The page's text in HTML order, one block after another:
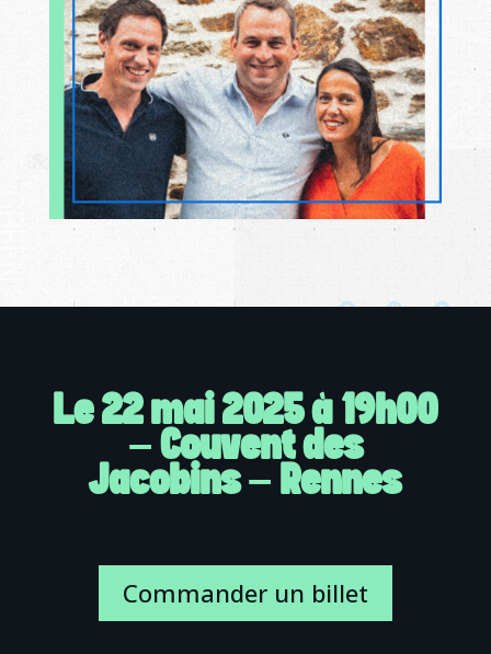
Le 22 mai 2025 à 19h00
– Couvent des
Jacobins – Rennes
Commander un billet